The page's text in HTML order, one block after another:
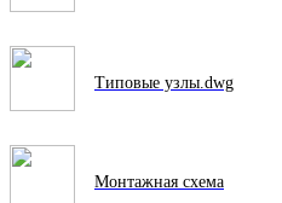
Типовые узлы.dwg
Монтажная схема